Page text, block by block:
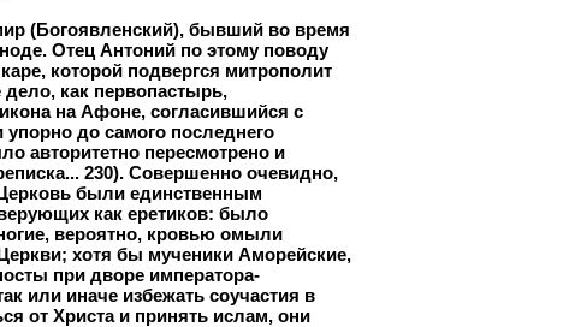
(Богоявленский), бывший во время
Отец Антоний по этому поводу
которой подвергся митрополит
как первопастырь,
на Афоне, согласившийся с
до самого последнего
авторитетно пересмотрено и
230). Совершенно очевидно,
были единственным
как еретиков: было
вероятно, кровью омыли
хотя бы мученики Аморейские,
при дворе императора-
или иначе избежать соучастия в
от Христа и принять ислам, они